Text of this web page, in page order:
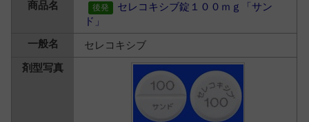
セレコキシブ錠１００ｍｇ「サン
ド」
セレコキシブ